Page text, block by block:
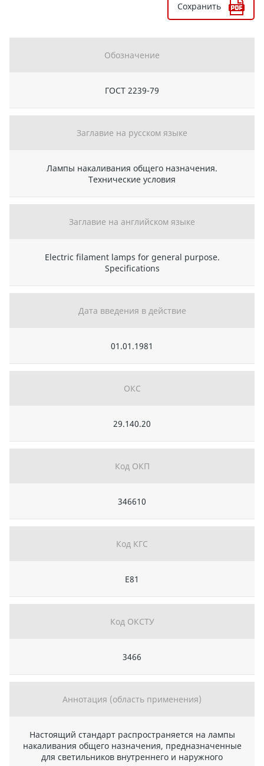
Сохранить
Обозначение
ГОСТ 2239-79
Заглавие на русском языке
Лампы накаливания общего назначения.
Технические условия
Заглавие на английском языке
Electric filament lamps for general purpose.
Specifications
Дата введения в действие
01.01.1981
ОКС
29.140.20
Код ОКП
346610
Код КГС
Е81
Код ОКСТУ
3466
Аннотация (область применения)
Настоящий стандарт распространяется на лампы
накаливания общего назначения, предназначенные
для светильников внутреннего и наружного